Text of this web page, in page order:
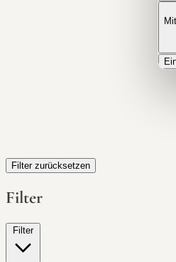
Filter zurücksetzen
Filter
Filter